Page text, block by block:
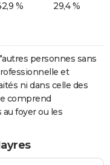
% 29,4 %
personnes sans
et
ni dans celle des
comprend
foyer ou les